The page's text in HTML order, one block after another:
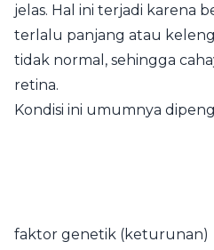
jelas. Hal ini terjadi karena
terlalu panjang atau
tidak normal, sehingga
retina.
Kondisi ini umumnya
faktor genetik (keturunan)